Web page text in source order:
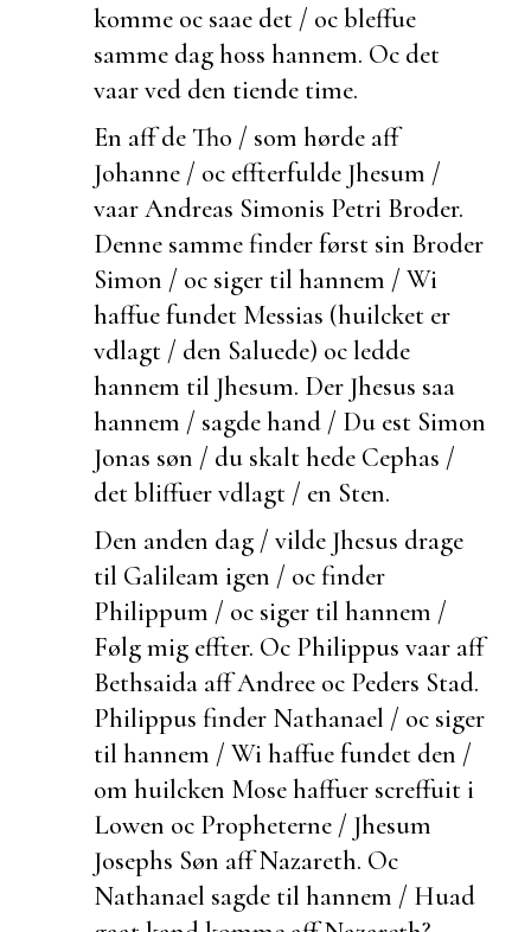
komme oc saae det / oc bleffue
samme dag hoss hannem. Oc det
vaar ved den tiende time.
En aff de Tho / som hørde aff
Johanne / oc effterfulde Jhesum /
vaar Andreas Simonis Petri Broder.
Denne samme finder først sin Broder
Simon / oc siger til hannem / Wi
haffue fundet Messias (huilcket er
vdlagt / den Saluede) oc ledde
hannem til Jhesum. Der Jhesus saa
hannem / sagde hand / Du est Simon
Jonas søn / du skalt hede Cephas /
det bliffuer vdlagt / en Sten.
Den anden dag / vilde Jhesus drage
til Galileam igen / oc finder
Philippum / oc siger til hannem /
Følg mig effter. Oc Philippus vaar aff
Bethsaida aff Andree oc Peders Stad.
Philippus finder Nathanael / oc siger
til hannem / Wi haffue fundet den /
om huilcken Mose haffuer screffuit i
Lowen oc Propheterne / Jhesum
Josephs Søn aff Nazareth. Oc
Nathanael sagde til hannem / Huad